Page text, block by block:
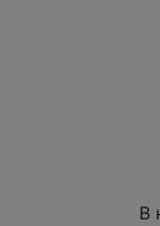
В